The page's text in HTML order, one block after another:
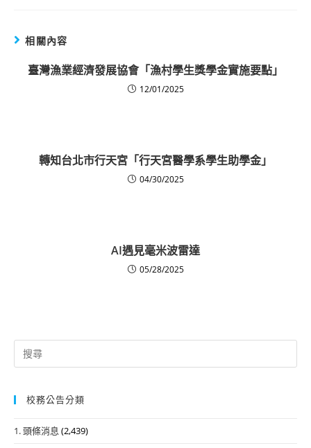
相關內容
臺灣漁業經濟發展協會「漁村學生獎學金實施要點」
12/01/2025
轉知台北市行天宮「行天宮醫學系學生助學金」
04/30/2025
AI遇見毫米波雷達
05/28/2025
Search
for:
校務公告分類
1. 頭條消息 (2,439)